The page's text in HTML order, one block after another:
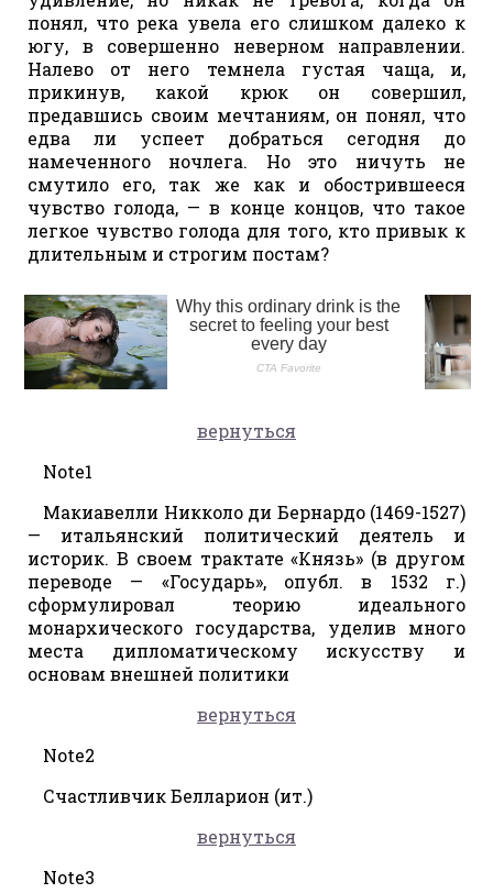
понял, что река увела его слишком далеко к
югу, в совершенно неверном направлении.
Налево от него темнела густая чаща, и,
прикинув, какой крюк он совершил,
предавшись своим мечтаниям, он понял, что
едва ли успеет добраться сегодня до
намеченного ночлега. Но это ничуть не
смутило его, так же как и обострившееся
чувство голода, — в конце концов, что такое
легкое чувство голода для того, кто привык к
длительным и строгим постам?
вернуться
Note1
Макиавелли Никколо ди Бернардо (1469-1527)
— итальянский политический деятель и
историк. В своем трактате «Князь» (в другом
переводе — «Государь», опубл. в 1532 г.)
сформулировал теорию идеального
монархического государства, уделив много
места дипломатическому искусству и
основам внешней политики
вернуться
Note2
Счастливчик Белларион (ит.)
вернуться
Note3